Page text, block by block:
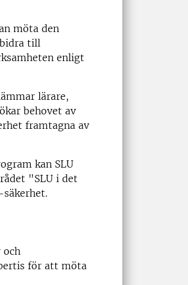
möta den
till
enligt
lärare,
behovet av
framtagna av
kan SLU
"SLU i det
för att möta